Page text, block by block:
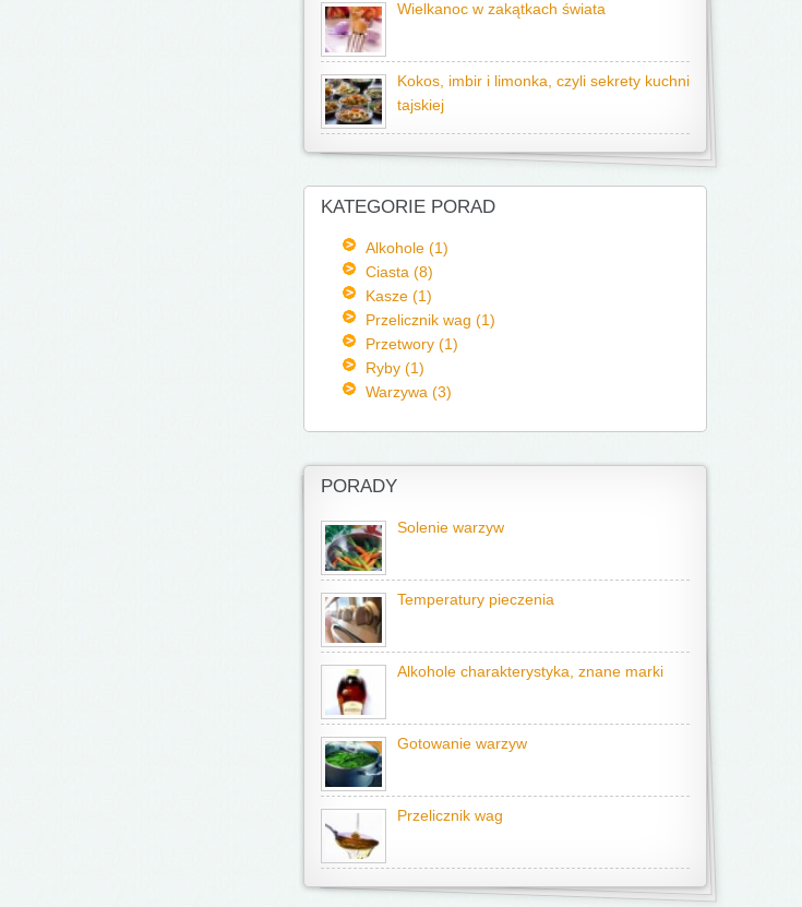
Wielkanoc w zakątkach świata
Kokos, imbir i limonka, czyli sekrety kuchni
tajskiej
KATEGORIE PORAD
Alkohole (1)
Ciasta (8)
Kasze (1)
Przelicznik wag (1)
Przetwory (1)
Ryby (1)
Warzywa (3)
PORADY
Solenie warzyw
Temperatury pieczenia
Alkohole charakterystyka, znane marki
Gotowanie warzyw
Przelicznik wag